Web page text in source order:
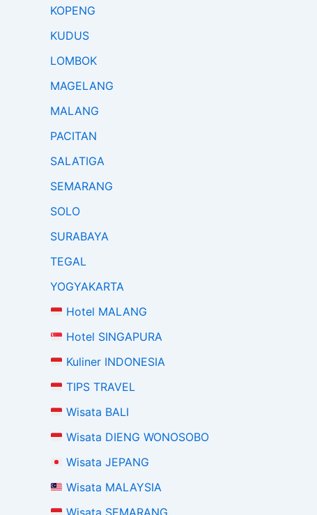
KOPENG
KUDUS
LOMBOK
MAGELANG
MALANG
PACITAN
SALATIGA
SEMARANG
SOLO
SURABAYA
TEGAL
YOGYAKARTA
Hotel MALANG
Hotel SINGAPURA
Kuliner INDONESIA
TIPS TRAVEL
Wisata BALI
Wisata DIENG WONOSOBO
Wisata JEPANG
Wisata MALAYSIA
Wisata SEMARANG